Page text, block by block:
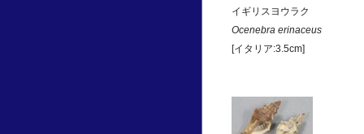
イギリスヨウラク
Ocenebra erinaceus
[イタリア:3.5cm]